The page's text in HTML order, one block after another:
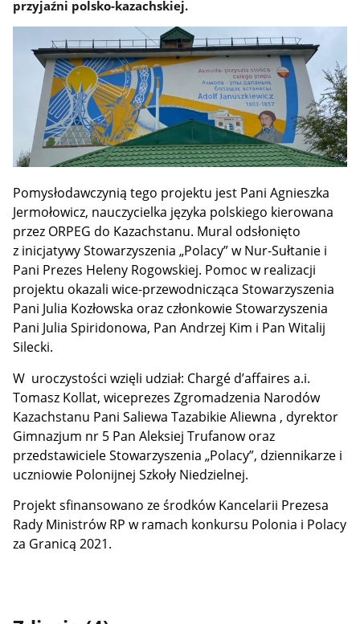
przyjaźni polsko-kazachskiej.
Pomysłodawczynią tego projektu jest Pani Agnieszka
Jermołowicz, nauczycielka języka polskiego kierowana
przez ORPEG do Kazachstanu. Mural odsłonięto
z inicjatywy Stowarzyszenia „Polacy” w Nur-Sułtanie i
Pani Prezes Heleny Rogowskiej. Pomoc w realizacji
projektu okazaliwice-przewodnicząca Stowarzyszenia
Pani Julia Kozłowska oraz członkowie Stowarzyszenia
Pani Julia Spiridonowa, Pan Andrzej Kim i Pan Witalij
Silecki.
W uroczystości wzięli udział: Chargé d’affairesa.i.
Tomasz Kollat, wiceprezes Zgromadzenia Narodów
Kazachstanu Pani Saliewa Tazabikie Aliewna , dyrektor
Gimnazjum nr 5 Pan Aleksiej Trufanow oraz
przedstawiciele Stowarzyszenia „Polacy”, dziennikarze i
uczniowie Polonijnej Szkoły Niedzielnej.
Projekt sfinansowano ze środków Kancelarii Prezesa
Rady Ministrów RP w ramach konkursu Polonia i Polacy
za Granicą 2021.